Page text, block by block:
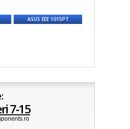
ASUS EEE 1015PT
7-15